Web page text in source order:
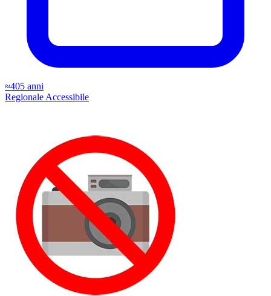
≈405 anni
Regionale Accessibile